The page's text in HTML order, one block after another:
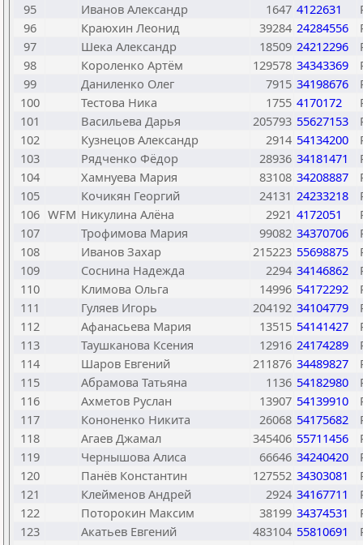
95
Иванов Александр 1647 4122631
96
Краюхин Леонид 39284 24284556
97
Шека Александр 18509 24212296
98
Короленко Артём 129578 34343369
99
Даниленко Олег 7915 34198676
100
Тестова Ника 1755 4170172
101
Васильева Дарья 205793 55627153
102
Кузнецов Александр 2914 54134200
103
Рядченко Фёдор 28936 34181471
104
Хамнуева Мария 83108 34208887
105
Кочикян Георгий 24131 24233218
106 WFM Никулина Алёна 2921 4172051
107
Трофимова Мария 99082 34370706
108
Иванов Захар 215223 55698875
109
Соснина Надежда 2294 34146862
110
Климова Ольга 14996 54172292
111
Гуляев Игорь 204192 34104779
112
Афанасьева Мария 13515 54141427
113
Таушканова Ксения 12916 24174289
114
Шаров Евгений 211876 34489827
115
Абрамова Татьяна 1136 54182980
116
Ахметов Руслан 13907 54139910
117
Кононенко Никита 26068 54175682
118
Агаев Джамал 345406 55711456
119
Чернышова Алиса 66646 34240420
120
Панёв Константин 127552 34303081
121
Клейменов Андрей 2924 34167711
122
Поторокин Максим 38199 34374531
123
Акатьев Евгений 483104 55810691